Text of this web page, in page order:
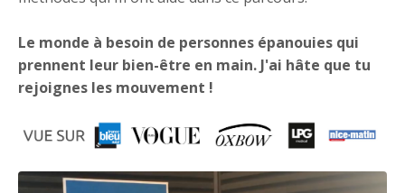
Le monde à besoin de personnes épanouies qui
prennent leur bien-être en main. J'ai hâte que tu
rejoignes les mouvement !